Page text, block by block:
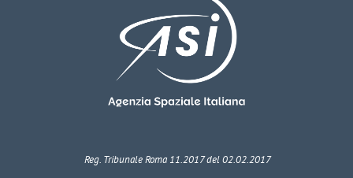
Reg. Tribunale Roma 11.2017 del 02.02.2017